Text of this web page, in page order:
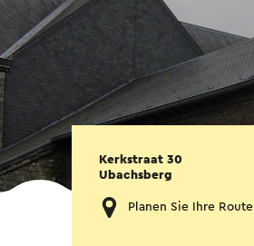
Kerkstraat 30
Ubachsberg
Planen Sie Ihre Route